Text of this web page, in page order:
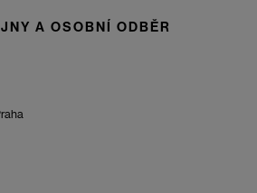
A OSOBNÍ ODBĚR